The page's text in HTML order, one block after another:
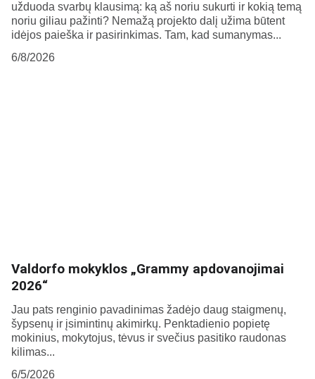
užduoda svarbų klausimą: ką aš noriu sukurti ir kokią temą
noriu giliau pažinti? Nemažą projekto dalį užima būtent
idėjos paieška ir pasirinkimas. Tam, kad sumanymas...
6/8/2026
Valdorfo mokyklos „Grammy apdovanojimai
2026“
Jau pats renginio pavadinimas žadėjo daug staigmenų,
šypsenų ir įsimintinų akimirkų. Penktadienio popietę
mokinius, mokytojus, tėvus ir svečius pasitiko raudonas
kilimas...
6/5/2026